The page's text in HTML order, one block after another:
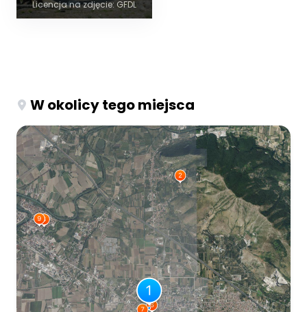
Licencja na zdjęcie: GFDL
W okolicy tego miejsca